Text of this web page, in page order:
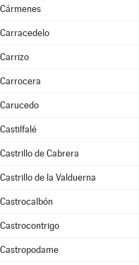
Cármenes
Carracedelo
Carrizo
Carrocera
Carucedo
Castilfalé
Castrillo de Cabrera
Castrillo de la Valduerna
Castrocalbón
Castrocontrigo
Castropodame